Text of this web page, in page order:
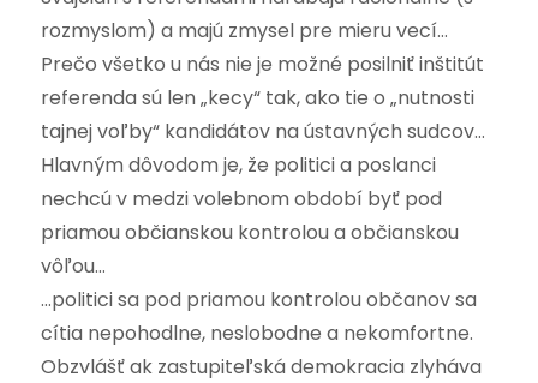
rozmyslom) a majú zmysel pre mieru vecí…
Prečo všetko u nás nie je možné posilniť inštitút
referenda sú len „kecy“ tak, ako tie o „nutnosti
tajnej voľby“ kandidátov na ústavných sudcov…
Hlavným dôvodom je, že politici a poslanci
nechcú v medzi volebnom období byť pod
priamou občianskou kontrolou a občianskou
vôľou…
…politici sa pod priamou kontrolou občanov sa
cítia nepohodlne, neslobodne a nekomfortne.
Obzvlášť ak zastupiteľská demokracia zlyháva